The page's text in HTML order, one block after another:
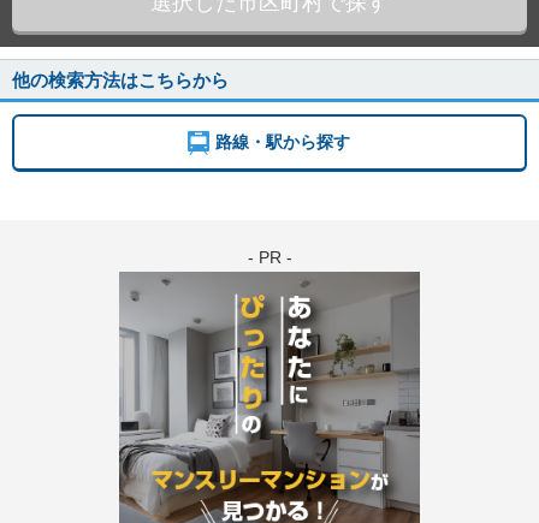
他の検索方法はこちらから
路線・駅から探す
- PR -